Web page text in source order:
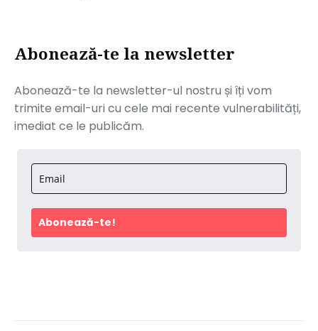
Abonează-te la newsletter
Abonează-te la newsletter-ul nostru și îți vom
trimite email-uri cu cele mai recente vulnerabilități,
imediat ce le publicăm.
Abonează-te!